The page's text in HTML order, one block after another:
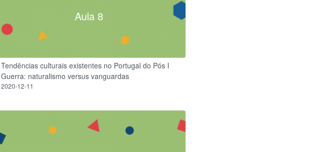
Aula 8
Tendências culturais existentes no Portugal do Pós I
Guerra: naturalismo versus vanguardas
2020-12-11